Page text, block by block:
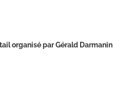
organisé par Gérald Darmanin